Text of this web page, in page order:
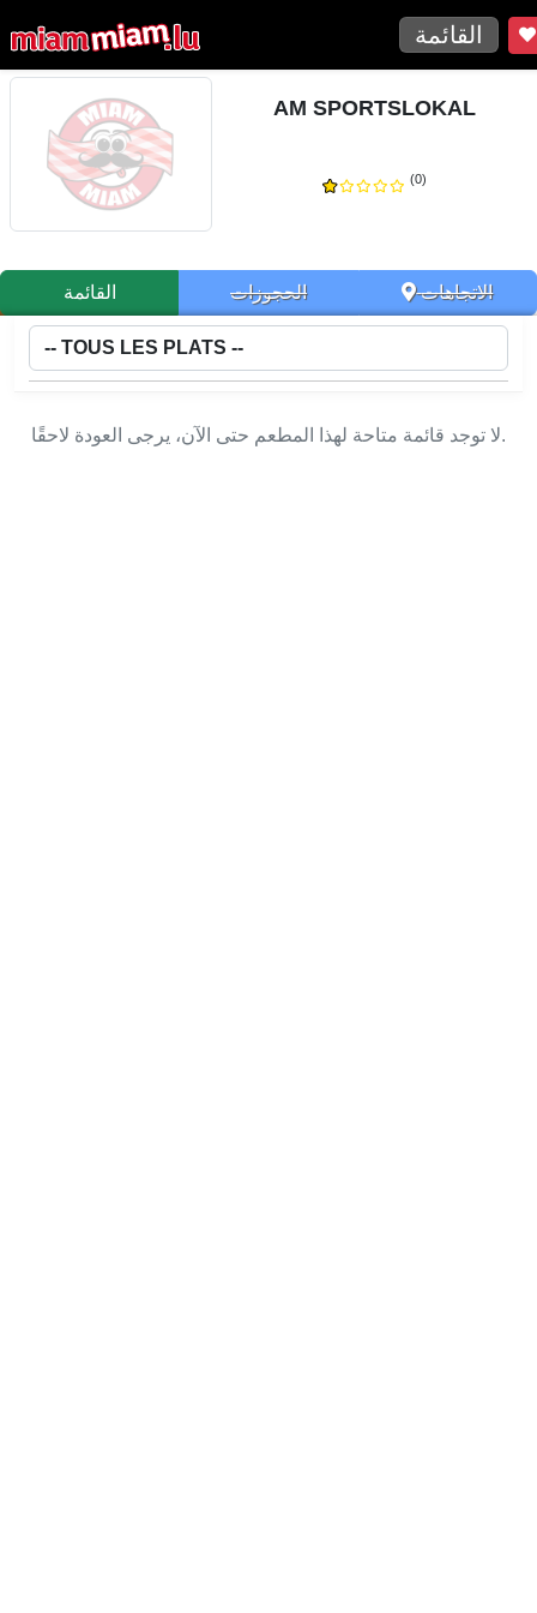
القائمة
AM SPORTSLOKAL
(0)
القائمة الحجوزات الاتجاهات
لا توجد قائمة متاحة لهذا المطعم حتى الآن، يرجى العودة لاحقًا.